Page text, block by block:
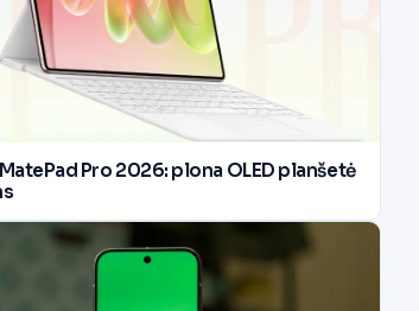
Pro 2026: plona OLED planšetė